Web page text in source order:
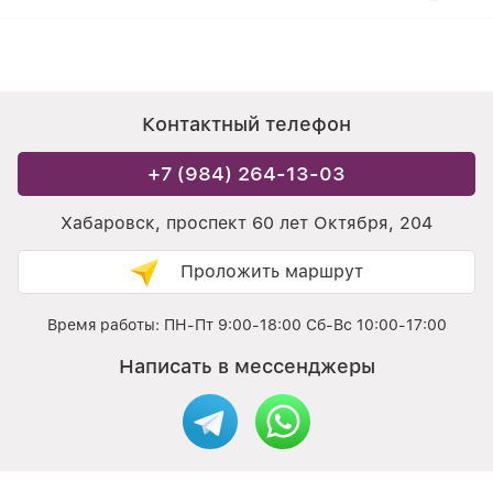
Контактный телефон
+7 (984) 264-13-03
Хабаровск, проспект 60 лет Октября, 204
Проложить маршрут
Время работы: ПН-Пт 9:00-18:00 Сб-Вс 10:00-17:00
Написать в мессенджеры